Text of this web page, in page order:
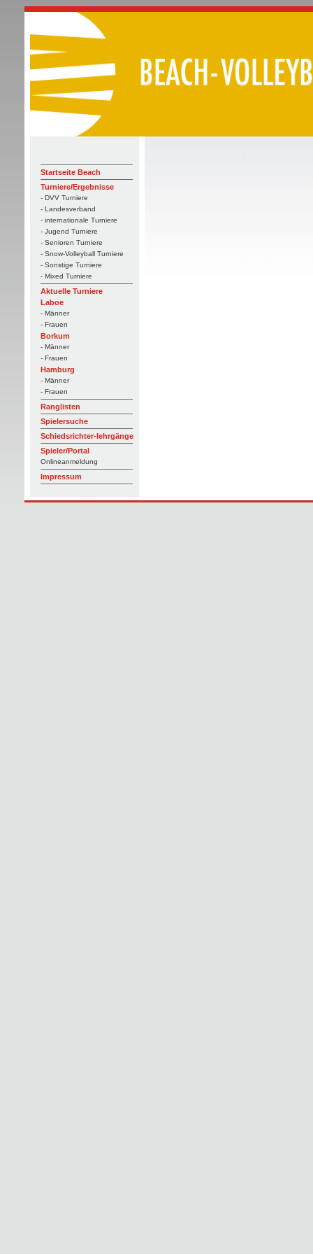
Startseite Beach
Turniere/Ergebnisse
- DVV Turniere
- Landesverband
- internationale Turniere
- Jugend Turniere
- Senioren Turniere
- Snow-Volleyball Turniere
- Sonstige Turniere
- Mixed Turniere
Aktuelle Turniere
Laboe
- Männer
- Frauen
Borkum
- Männer
- Frauen
Hamburg
- Männer
- Frauen
Ranglisten
Spielersuche
Schiedsrichter-lehrgänge
Spieler/Portal
Onlineanmeldung
Impressum